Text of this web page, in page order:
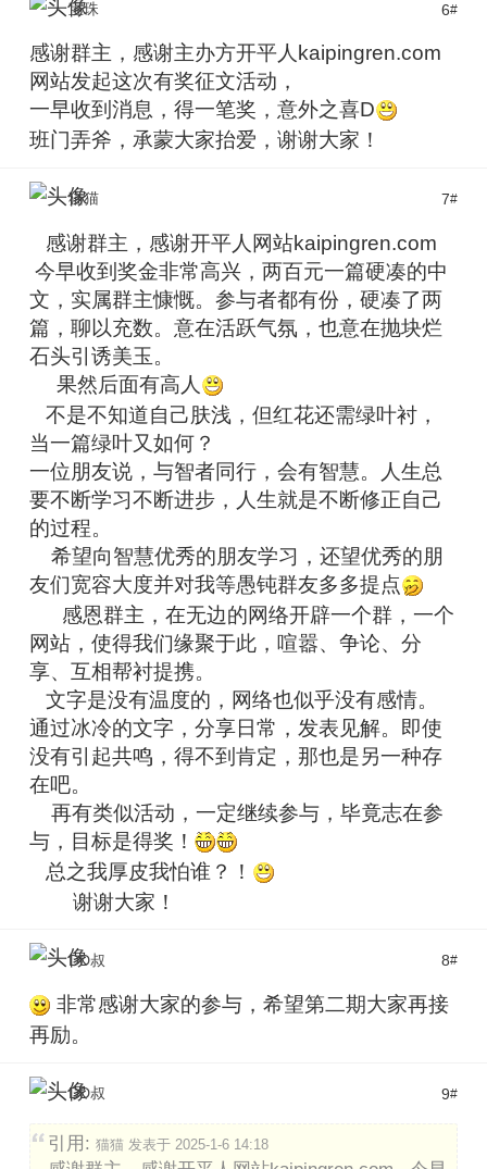
6#
宝珠
感谢群主，感谢主办方开平人kaipingren.com
网站发起这次有奖征文活动，
一早收到消息，得一笔奖，意外之喜D
班门弄斧，承蒙大家抬爱，谢谢大家！
7#
猫猫
感谢群主，感谢开平人网站kaipingren.com
今早收到奖金非常高兴，两百元一篇硬凑的中
文，实属群主慷慨。参与者都有份，硬凑了两
篇，聊以充数。意在活跃气氛，也意在抛块烂
石头引诱美玉。
果然后面有高人
不是不知道自己肤浅，但红花还需绿叶衬，
当一篇绿叶又如何？
一位朋友说，与智者同行，会有智慧。人生总
要不断学习不断进步，人生就是不断修正自己
的过程。
希望向智慧优秀的朋友学习，还望优秀的朋
友们宽容大度并对我等愚钝群友多多提点
感恩群主，在无边的网络开辟一个群，一个
网站，使得我们缘聚于此，喧嚣、争论、分
享、互相帮衬提携。
文字是没有温度的，网络也似乎没有感情。
通过冰冷的文字，分享日常，发表见解。即使
没有引起共鸣，得不到肯定，那也是另一种存
在吧。
再有类似活动，一定继续参与，毕竟志在参
与，目标是得奖！
总之我厚皮我怕谁？！
谢谢大家！
8#
DD叔
非常感谢大家的参与，希望第二期大家再接
再励。
9#
DD叔
引用: 猫猫 发表于 2025-1-6 14:18